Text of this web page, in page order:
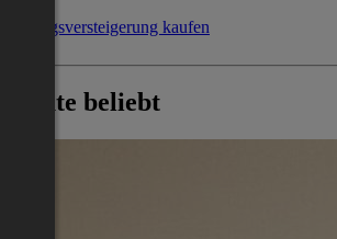
Zwangsversteigerung kaufen
Heute beliebt